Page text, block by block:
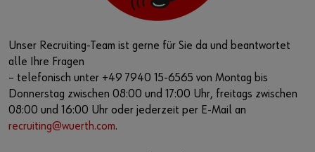
Unser Recruiting-Team ist gerne für Sie da und beantwortet
alle Ihre Fragen
– telefonisch unter +49 7940 15-6565 von Montag bis
Donnerstag zwischen 08:00 und 17:00 Uhr, freitags zwischen
08:00 und 16:00 Uhr oder jederzeit per E-Mail an
recruiting@wuerth.com.